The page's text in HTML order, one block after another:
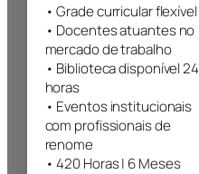
• Grade curricular flexível
• Docentes atuantes no
mercado de trabalho
• Biblioteca disponível 24
horas
• Eventos institucionais
com profissionais de
renome
• 420 Horas | 6 Meses